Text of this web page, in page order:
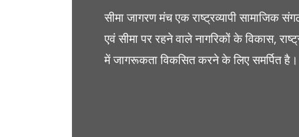
सीमा जागरण मंच एक राष्ट्रव्यापी सामाजिक
एवं सीमा पर रहने वाले नागरिकों के विकास,
में जागरूकता विकसित करने के लिए समर्पित है।